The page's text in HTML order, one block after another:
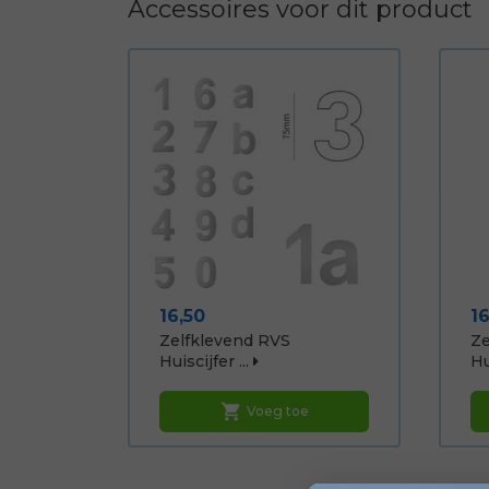
Accessoires voor dit product
Prijs
16,50
Zelfklevend RVS
Huiscijfer ...
shopping_cart Voeg toe